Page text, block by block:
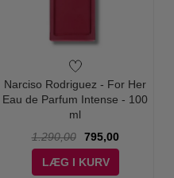
Narciso Rodriguez - For Her
Eau de Parfum Intense - 100
ml
1.290,00
795,00
LÆG I KURV